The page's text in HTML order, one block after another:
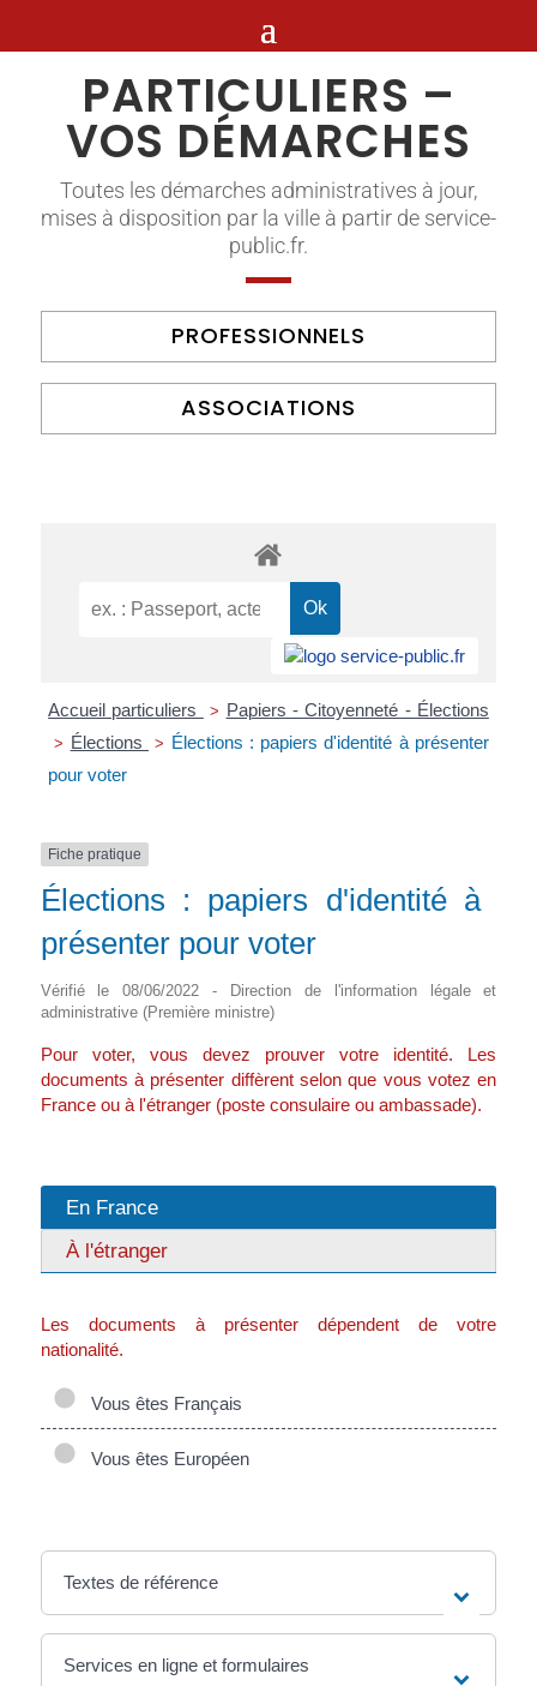
PARTICULIERS –
VOS DÉMARCHES
Toutes les démarches administratives à jour,
mises à disposition par la ville à partir de service-
public.fr.
PROFESSIONNELS
ASSOCIATIONS
Accueil particuliers > Papiers - Citoyenneté - Élections
> Élections > Élections : papiers d'identité à présenter
pour voter
Fiche pratique
Élections : papiers d'identité à
présenter pour voter
Vérifié le 08/06/2022 - Direction de l'information légale et
administrative (Première ministre)
Pour voter, vous devez prouver votre identité. Les
documents à présenter diffèrent selon que vous votez en
France ou à l'étranger (poste consulaire ou ambassade).
En France
À l'étranger
Les documents à présenter dépendent de votre
nationalité.
Vous êtes Français
Vous êtes Européen
Textes de référence
Services en ligne et formulaires